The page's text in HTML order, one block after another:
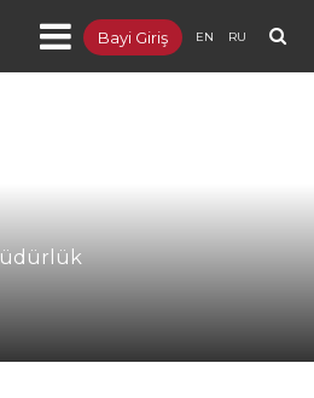
EN RU
Bayi Giriş